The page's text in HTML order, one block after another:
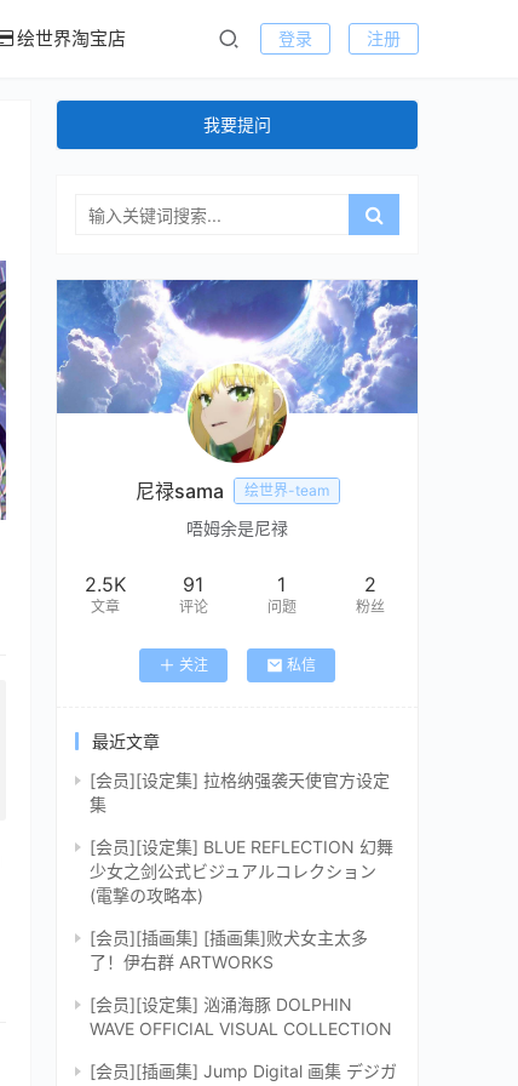
绘世界淘宝店 登录 注册
我要提问
尼禄sama 绘世界-team
唔姆余是尼禄
2.5K
文章
91
评论
1
问题
2
粉丝
关注 私信
最近文章
[会员][设定集] 拉格纳强袭天使官方设定
集
[会员][设定集] BLUE REFLECTION 幻舞
少女之剑公式ビジュアルコレクション
(電撃の攻略本)
[会员][插画集] [插画集]败犬女主太多
了！伊右群 ARTWORKS
[会员][设定集] 汹涌海豚 DOLPHIN
WAVE OFFICIAL VISUAL COLLECTION
[会员][插画集] Jump Digital 画集 デジガ